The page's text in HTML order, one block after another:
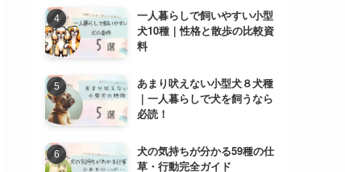
一人暮らしで飼いやすい小型
犬10種｜性格と散歩の比較資
料
あまり吠えない小型犬８犬種
｜一人暮らしで犬を飼うなら
必読！
犬の気持ちが分かる59種の仕
草・行動完全ガイド